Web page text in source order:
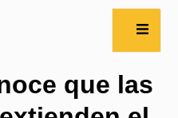
que las